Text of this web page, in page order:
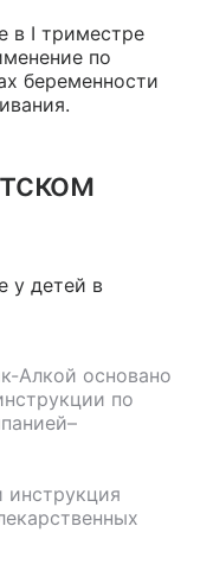
в I триместре
по
беременности
у детей в
Алкой основано
по
инструкция